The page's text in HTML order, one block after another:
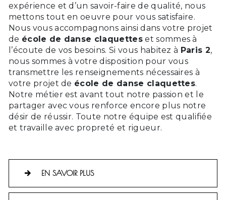
expérience et d’un savoir-faire de qualité, nous
mettons tout en oeuvre pour vous satisfaire.
Nous vous accompagnons ainsi dans votre projet
de école de danse claquetteset sommes à
l’écoute de vos besoins. Si vous habitez à Paris 2,
nous sommes à votre disposition pour vous
transmettre les renseignements nécessaires à
votre projet de école de danse claquettes.
Notre métier est avant tout notre passion et le
partager avec vous renforce encore plus notre
désir de réussir. Toute notre équipe est qualifiée
et travaille avec propreté et rigueur.
EN SAVOIR PLUS